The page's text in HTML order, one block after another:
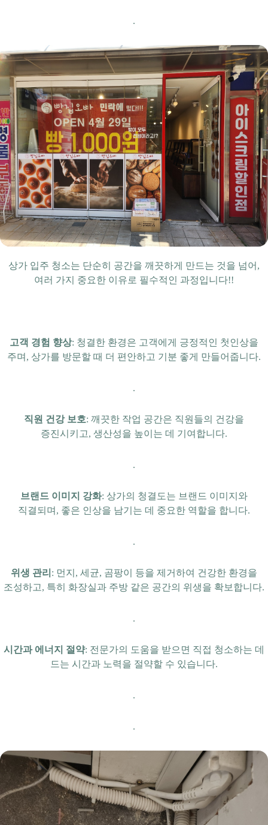
.
상가 입주 청소는 단순히 공간을 깨끗하게 만드는 것을 넘어,
여러 가지 중요한 이유로 필수적인 과정입니다!!
고객 경험 향상: 청결한 환경은 고객에게 긍정적인 첫인상을
주며, 상가를 방문할 때 더 편안하고 기분 좋게 만들어줍니다.
.
직원 건강 보호: 깨끗한 작업 공간은 직원들의 건강을
증진시키고, 생산성을 높이는 데 기여합니다.
.
브랜드 이미지 강화: 상가의 청결도는 브랜드 이미지와
직결되며, 좋은 인상을 남기는 데 중요한 역할을 합니다.
.
위생 관리 : 먼지, 세균, 곰팡이 등을 제거하여 건강한 환경을
조성하고, 특히 화장실과 주방 같은 공간의 위생을 확보합니다.
.
시간과 에너지 절약: 전문가의 도움을 받으면 직접 청소하는 데
드는 시간과 노력을 절약할 수 있습니다.
.
.